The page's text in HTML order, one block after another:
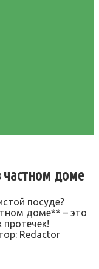
доме
посуде?
доме** – это
Redactor